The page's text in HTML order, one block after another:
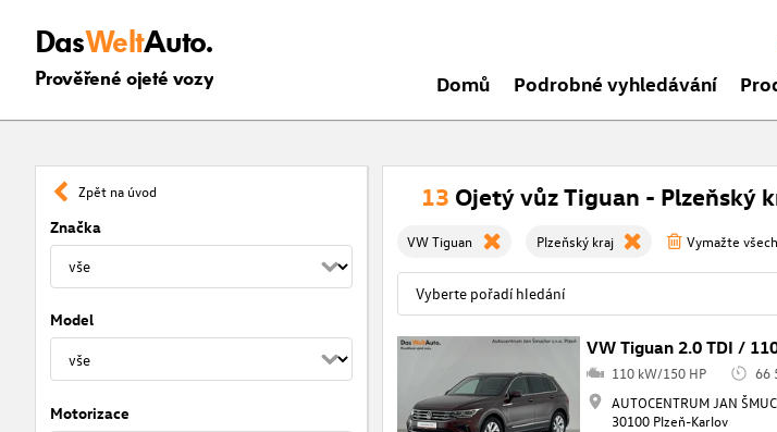
DasWeltAuto.
Prověřené ojeté vozy Domů Podrobné vyhledávání
Zpět na úvod
Značka
Model
Motorizace
13 Ojetý vůz Tiguan - Plzeňský
VW Tiguan Plzeňský kraj Vymažte
VW Tiguan 2.0 TDI /
110 kW/150 HP 66
AUTOCENTRUM JAN
30100 Plzeň-Karlov